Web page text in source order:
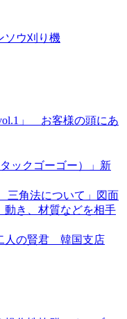
ソウ刈り機
」 お客様の頭にあ
ックゴーゴー）」新
三角法について」図面
動き、材質などを相手
人の賢君 韓国支店